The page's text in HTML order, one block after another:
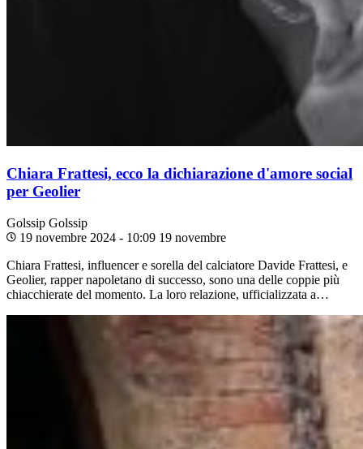
Chiara Frattesi, ecco la dichiarazione d'amore social
per Geolier
Golssip Golssip
19 novembre 2024 - 10:09 19 novembre
Chiara Frattesi, influencer e sorella del calciatore Davide Frattesi, e
Geolier, rapper napoletano di successo, sono una delle coppie più
chiacchierate del momento. La loro relazione, ufficializzata a…